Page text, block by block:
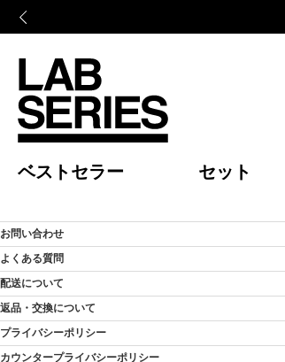
ベストセラー セット
お問い合わせ
よくある質問
配送について
返品・交換について
プライバシーポリシー
カウンタープライバシーポリシー